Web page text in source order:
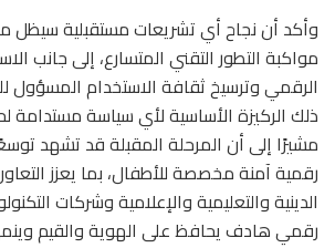
وأكد أن نجاح أي تشريعات مستقبلية سيظل
مواكبة التطور التقني المتسارع، إلى جانب
الرقمي وترسيخ ثقافة الاستخدام المسؤول
ذلك الركيزة الأساسية لأي سياسة مستدامة
مشيرًا إلى أن المرحلة المقبلة قد تشهد
رقمية آمنة مخصصة للأطفال، بما يعزز
الدينية والتعليمية والإعلامية وشركات
رقمي هادف يحافظ على الهوية والقيم